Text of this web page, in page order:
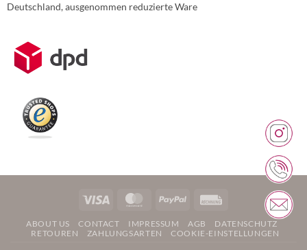
Deutschland, ausgenommen reduzierte Ware
Weitere Informationen über den gesperrten Inhalt.
Visa MasterCardPayPal
ABOUT US CONTACT IMPRESSUM AGB
DATENSCHUTZ
RETOUREN
ZAHLUNGSARTEN COOKIE-EINSTELLUNGEN